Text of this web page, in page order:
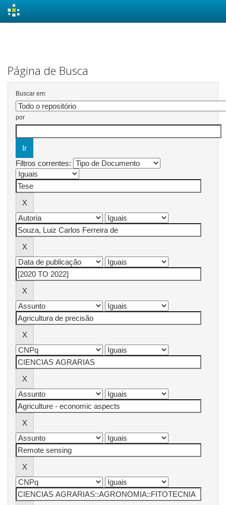
Página de Busca
Buscar em:
por
Filtros correntes: